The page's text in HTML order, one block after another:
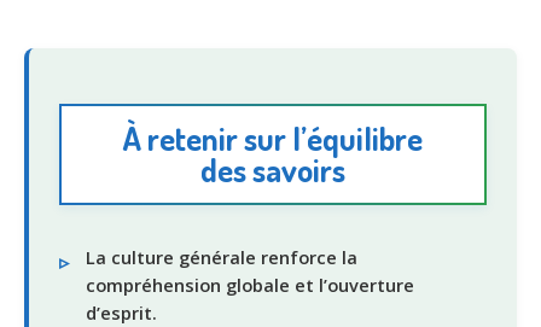
À retenir sur l’équilibre
des savoirs
La culture générale renforce la
compréhension globale et l’ouverture
d’esprit.